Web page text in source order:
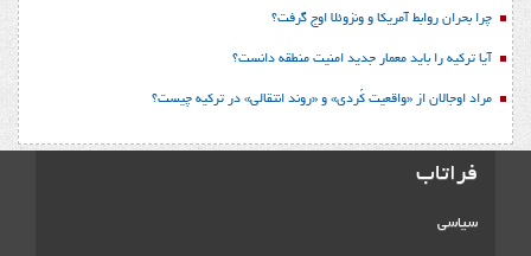
چرا بحران روابط آمریکا و ونزوئلا اوج گرفت؟
آیا ترکیه را باید معمار جدید امنیت منطقه دانست؟
مراد اوجالان از «واقعیت کُردی» و «روند انتقالی» در ترکیه چیست؟
فراتاب
سیاسی